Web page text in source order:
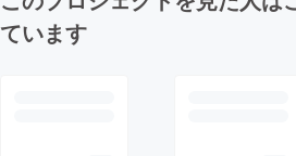
ています